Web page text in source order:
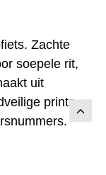
Zachte
soepele rit,
uit
prints.